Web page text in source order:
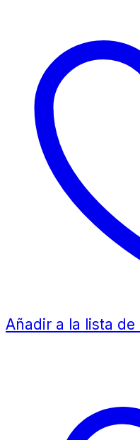
Añadir a la lista de